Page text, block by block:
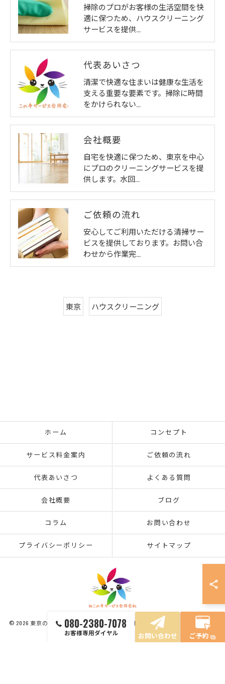
掃除のプロがお客様の生活空間を快
適に保つため、ハウスクリーニング
サービスを提供…
代表あいさつ
清潔で快適な住まいは健康な生活を
支える重要な要素です。掃除に時間
をかけられない…
会社概要
自宅を快適に保つため、東京を中心
にプロのクリーニングサービスを提
供します。水回…
ご依頼の流れ
安心してご利用いただける清掃サー
ビスを提供しております。お問い合
わせから作業完…
東京 ハウスクリーニング
080-2380-7078
お客様専用ダイヤル お問い合わせ ご予約
ホーム コンセプト
サービス料金案内 ご依頼の流れ
代表あいさつ よくある質問
会社概要 ブログ
コラム お問い合わせ
プライバシーポリシー サイトマップ
© 2026 東京のハウスクリーニングならねこの手サービス合同会社 ALL RIGHTS
RESERVED.